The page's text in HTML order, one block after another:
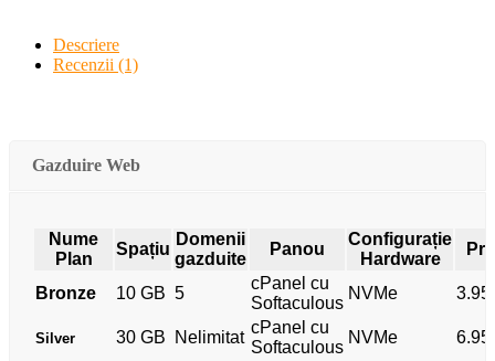
Descriere
Recenzii (1)
Gazduire Web
Nume
Plan
Spațiu
Domenii
gazduite
Panou
Configurație
Hardware
Bronze 10 GB 5
cPanel cu
Softaculous
NVMe
Silver 30 GB Nelimitat
cPanel cu
Softaculous
NVMe